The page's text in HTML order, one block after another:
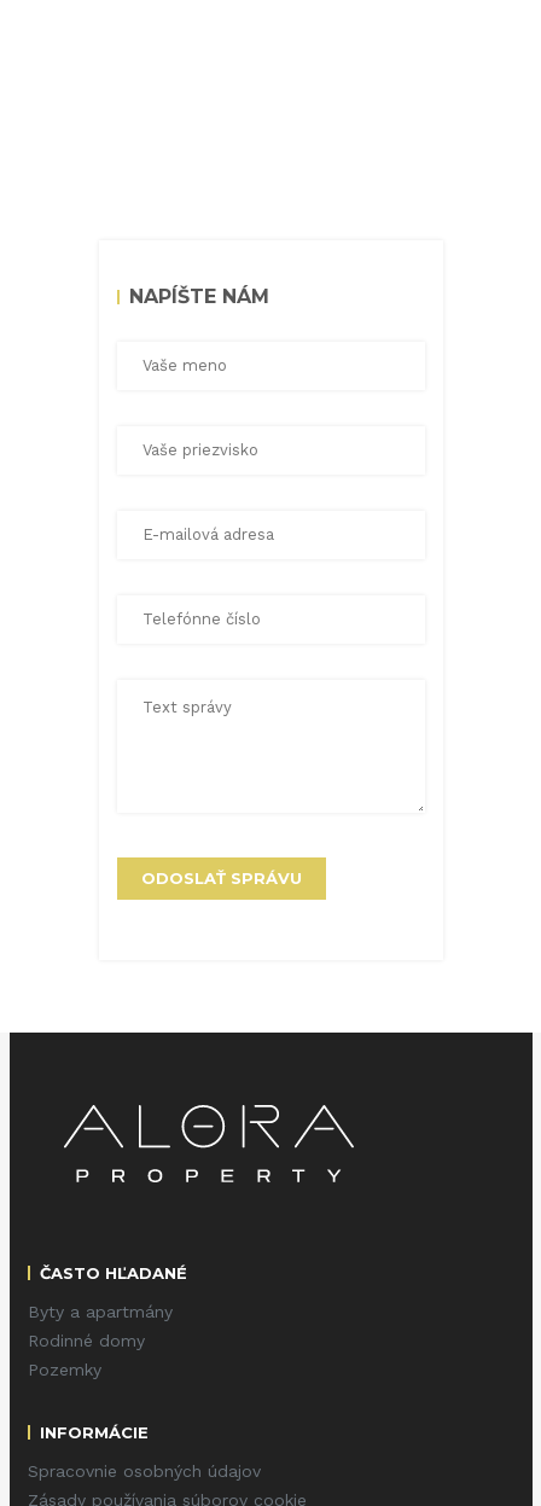
NAPÍŠTE NÁM
ODOSLAŤ SPRÁVU
ČASTO HĽADANÉ
Byty a apartmány
Rodinné domy
Pozemky
INFORMÁCIE
Spracovnie osobných údajov
Zásady používania súborov cookie